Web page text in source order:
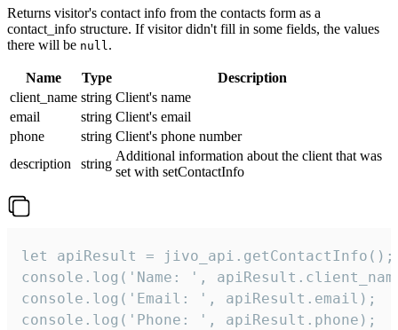
Returns visitor's contact info from the contacts form as a
contact_info structure. If visitor didn't fill in some fields, the values
there will be null.
Name Type
Description
client_name string Client's name
email
string Client's email
phone
string Client's phone number
description
string
Additional information about the client that was
set with setContactInfo
let apiResult = jivo_api.getContactInfo();
console.log('Name: ',
console.log('Email: ', apiResult.email);
console.log('Phone: ', apiResult.phone);